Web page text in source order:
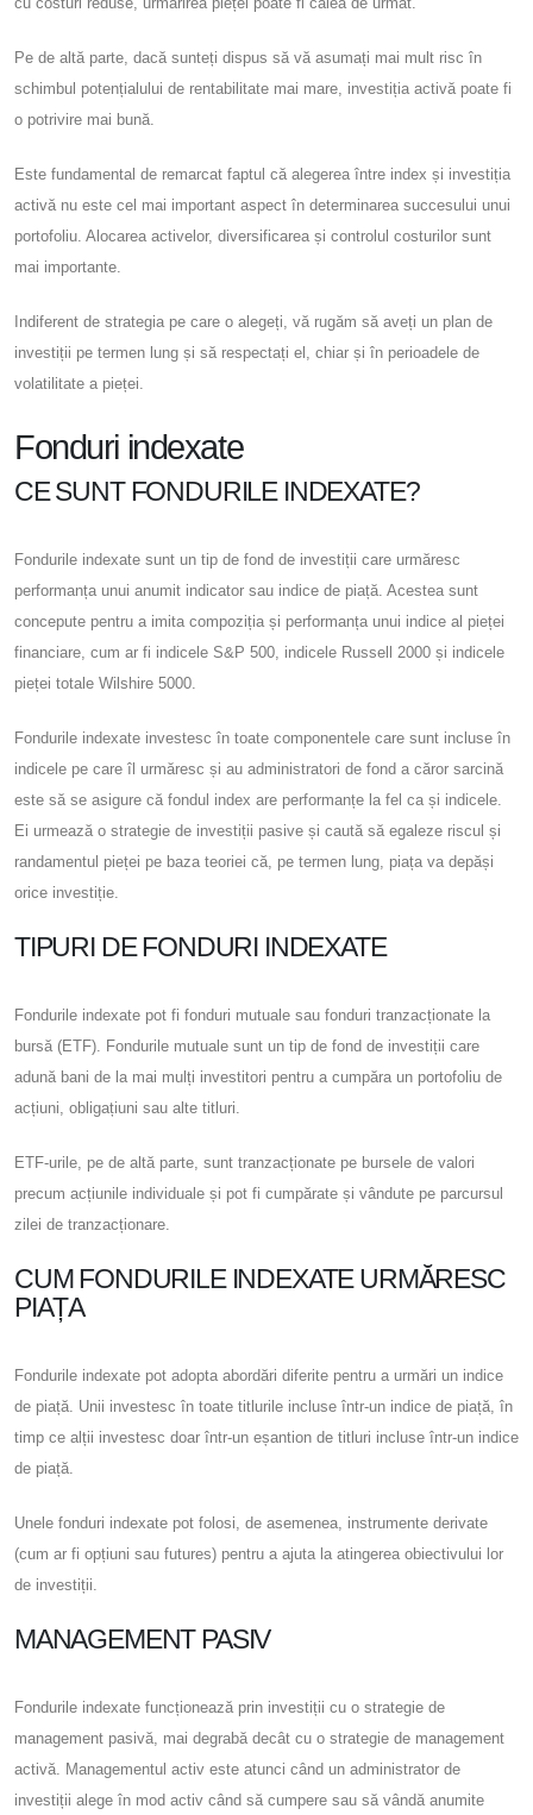
Pe de altă parte, dacă sunteți dispus să vă asumați mai mult risc în
schimbul potențialului de rentabilitate mai mare, investiția activă poate fi
o potrivire mai bună.
Este fundamental de remarcat faptul că alegerea între index și investiția
activă nu este cel mai important aspect în determinarea succesului unui
portofoliu. Alocarea activelor, diversificarea și controlul costurilor sunt
mai importante.
Indiferent de strategia pe care o alegeți, vă rugăm să aveți un plan de
investiții pe termen lung și să respectați el, chiar și în perioadele de
volatilitate a pieței.
Fonduri indexate
CE SUNT FONDURILE INDEXATE?
Fondurile indexate sunt un tip de fond de investiții care urmăresc
performanța unui anumit indicator sau indice de piață. Acestea sunt
concepute pentru a imita compoziția și performanța unui indice al pieței
financiare, cum ar fi indicele S&P 500, indicele Russell 2000 și indicele
pieței totale Wilshire 5000.
Fondurile indexate investesc în toate componentele care sunt incluse în
indicele pe care îl urmăresc și au administratori de fond a căror sarcină
este să se asigure că fondul index are performanțe la fel ca și indicele.
Ei urmează o strategie de investiții pasive și caută să egaleze riscul și
randamentul pieței pe baza teoriei că, pe termen lung, piața va depăși
orice investiție.
TIPURI DE FONDURI INDEXATE
Fondurile indexate pot fi fonduri mutuale sau fonduri tranzacționate la
bursă (ETF). Fondurile mutuale sunt un tip de fond de investiții care
adună bani de la mai mulți investitori pentru a cumpăra un portofoliu de
acțiuni, obligațiuni sau alte titluri.
ETF-urile, pe de altă parte, sunt tranzacționate pe bursele de valori
precum acțiunile individuale și pot fi cumpărate și vândute pe parcursul
zilei de tranzacționare.
CUM FONDURILE INDEXATE URMĂRESC
PIAȚA
Fondurile indexate pot adopta abordări diferite pentru a urmări un indice
de piață. Unii investesc în toate titlurile incluse într-un indice de piață, în
timp ce alții investesc doar într-un eșantion de titluri incluse într-un indice
de piață.
Unele fonduri indexate pot folosi, de asemenea, instrumente derivate
(cum ar fi opțiuni sau futures) pentru a ajuta la atingerea obiectivului lor
de investiții.
MANAGEMENT PASIV
Fondurile indexate funcționează prin investiții cu o strategie de
management pasivă, mai degrabă decât cu o strategie de management
activă. Managementul activ este atunci când un administrator de
investiții alege în mod activ când să cumpere sau să vândă anumite